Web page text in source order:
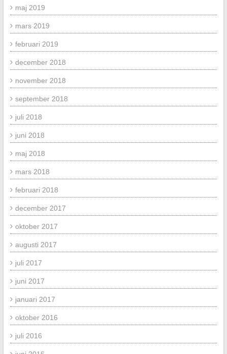
maj 2019
mars 2019
februari 2019
december 2018
november 2018
september 2018
juli 2018
juni 2018
maj 2018
mars 2018
februari 2018
december 2017
oktober 2017
augusti 2017
juli 2017
juni 2017
januari 2017
oktober 2016
juli 2016